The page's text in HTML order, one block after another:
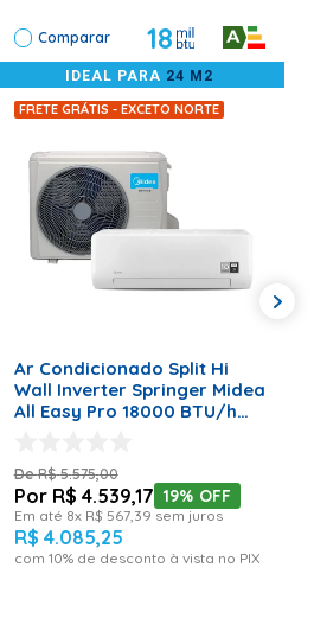
Comparar 18
IDEAL PARA 24 M2
FRETE GRÁTIS - EXCETO NORTE
Ar Condicionado Split Hi
Wall Inverter Springer Midea
All Easy Pro 18000 BTU/h
R$ 5.575,00
R$ 4.539,17 19% OFF
Em até 8x R$ 567, 39 sem juros
R$ 4.085,25
com 10% de desconto à vista no PIX